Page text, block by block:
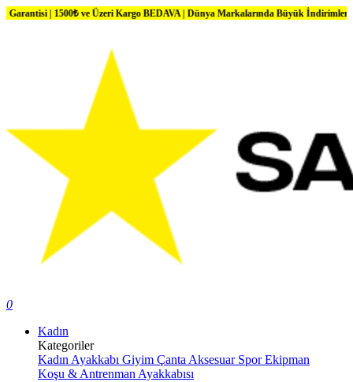
ve Üzeri Kargo BEDAVA | Dünya Markalarında Büyük İndirimler
0
Kadın
Kategoriler
Kadın Ayakkabı Giyim Çanta Aksesuar Spor Ekipman
Koşu & Antrenman Ayakkabısı